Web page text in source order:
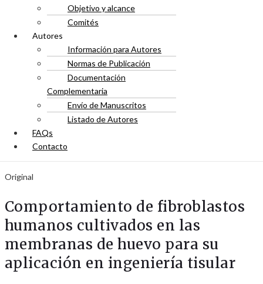
Objetivo y alcance
Comités
Autores
Información para Autores
Normas de Publicación
Documentación
Complementaria
Envío de Manuscritos
Listado de Autores
FAQs
Contacto
Original
Comportamiento de fibroblastos
humanos cultivados en las
membranas de huevo para su
aplicación en ingeniería tisular